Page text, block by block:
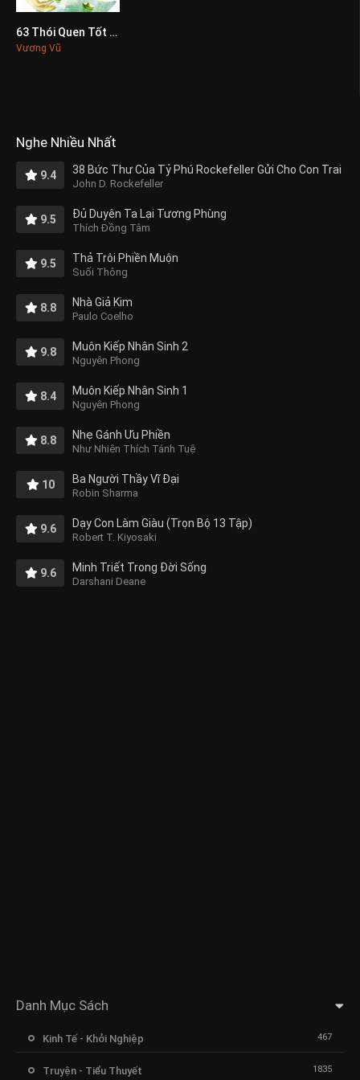
063 Thói Quen Tốt Giúp Trẻ Trưởng Thành
Vương Vũ
Nghe Nhiều Nhất
9.4 38 Bức Thư Của Tỷ Phú Rockefeller Gửi Cho Con Trai
John D. Rockefeller
9.5 Đủ Duyên Ta Lại Tương Phùng
Thích Đồng Tâm
9.5 Thả Trôi Phiền Muộn
Suối Thông
8.8 Nhà Giả Kim
Paulo Coelho
9.8 Muôn Kiếp Nhân Sinh 2
Nguyên Phong
8.4 Muôn Kiếp Nhân Sinh 1
Nguyên Phong
8.8 Nhẹ Gánh Ưu Phiền
Như Nhiên Thích Tánh Tuệ
10 Ba Người Thầy Vĩ Đại
Robin Sharma
9.6 Dạy Con Làm Giàu (Trọn Bộ 13 Tập)
Robert T. Kiyosaki
9.6 Minh Triết Trong Đời Sống
Darshani Deane
Danh Mục Sách
Kinh Tế - Khởi Nghiệp 467
Truyện - Tiểu Thuyết 1835